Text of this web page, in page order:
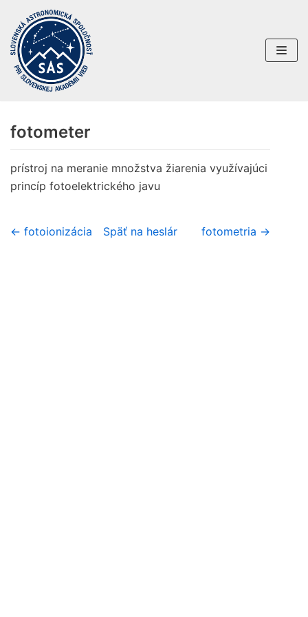
Preskočiť
na
obsah
fotometer
prístroj na meranie množstva žiarenia využívajúci
princíp fotoelektrického javu
← fotoionizácia Späť na heslár fotometria →